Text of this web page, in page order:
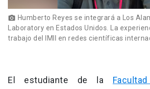
photo_camera Humberto Reyes se integrará a Los
Laboratory en Estados Unidos. La
trabajo del IMII en redes científicas
El estudiante de la